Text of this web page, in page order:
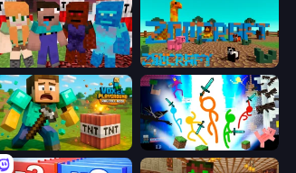
TNTcraft ZooCraft
Voxel Playground: Ragdoll Noob Stickman Epic